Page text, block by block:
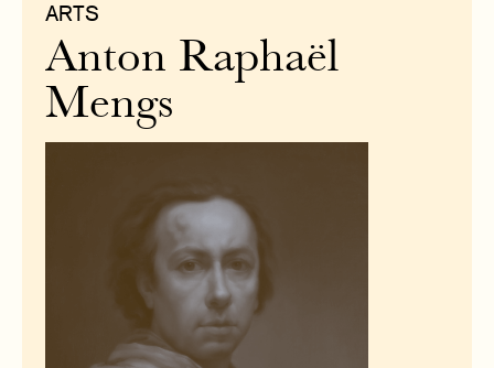
ARTS
Anton Raphaël
Mengs